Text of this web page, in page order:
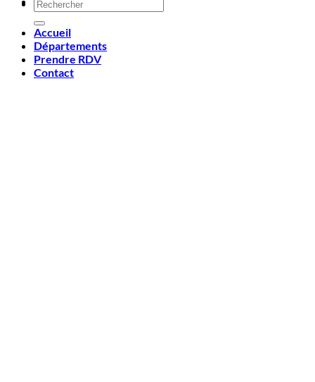
Accueil
Départements
Prendre RDV
Contact